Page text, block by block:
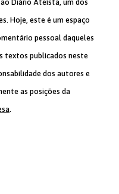
Diário Ateísta, um dos
Hoje, este é um espaço
pessoal daqueles
textos publicados neste
dos autores e
as posições da
.